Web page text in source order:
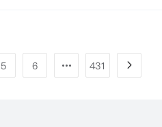
5 6 431